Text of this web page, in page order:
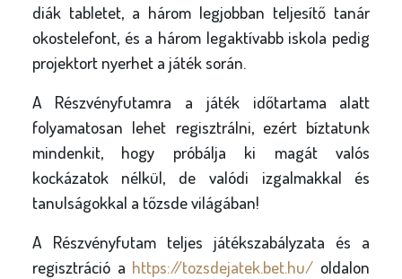
diák tabletet, a három legjobban teljesítő tanár
okostelefont, és a három legaktívabb iskola pedig
projektort nyerhet a játék során.
A Részvényfutamra a játék időtartama alatt
folyamatosan lehet regisztrálni, ezért bíztatunk
mindenkit, hogy próbálja ki magát valós
kockázatok nélkül, de valódi izgalmakkal és
tanulságokkal a tőzsde világában!
A Részvényfutam teljes játékszabályzata és a
regisztráció a https://tozsdejatek.bet.hu/ oldalon